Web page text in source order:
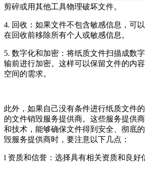
剪碎或用其他工具物理破坏文件。
4. 回收：如果文件不包含敏感信息，可
在回收前移除所有个人或敏感信息。
5. 数字化和加密：将纸质文件扫描成数
输前进行加密。这样可以保留文件的内
空间的需求。
此外，如果自己没有条件进行纸质文件
的文件销毁服务提供商。这些服务提供
和技术，能够确保文件得到安全、彻底
毁服务提供商时，要注意以下几点：
l 资质和信誉：选择具有相关资质和良好